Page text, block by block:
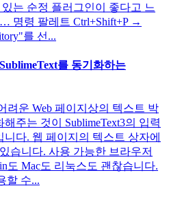
는 순정 플러그인이 좋다고 느
명령 팔레트 Ctrl+Shift+P →
를 선...
를 동기화하는
려운 Web 페이지상의 텍스트 박
주는 것이 SublimeText3의 입력
니다. 웹 페이지의 텍스트 상자에
습니다. 사용 가능한 브라우저
도 Mac도 리눅스도 괜찮습니다.
할 수...